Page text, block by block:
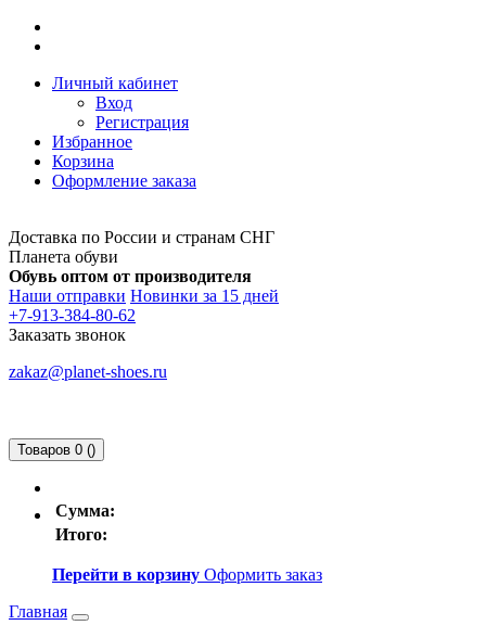
Личный кабинет
Вход
Регистрация
Избранное
Корзина
Оформление заказа
Доставка по России и странам СНГ
Планета обуви
Обувь оптом от производителя
Наши отправки Новинки за 15 дней
+7-913-384-80-62
Заказать звонок
zakaz@planet-shoes.ru
Товаров 0 ()
Сумма:
Итого:
Перейти в корзину Оформить заказ
Главная